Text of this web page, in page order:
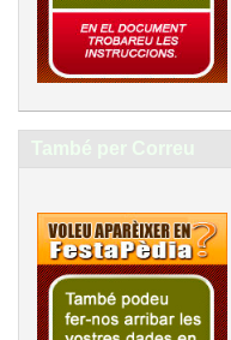
També per Correu